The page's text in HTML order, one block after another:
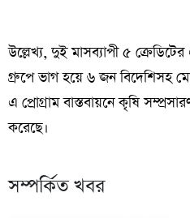
উল্লেখ্য, দুই মাসব্যাপী ৫ ক্রেডিটের
গ্রুপে ভাগ হয়ে ৬ জন বিদেশিসহ
এ প্রোগ্রাম বাস্তবায়নে কৃষি
করেছে।
সম্পর্কিত খবর